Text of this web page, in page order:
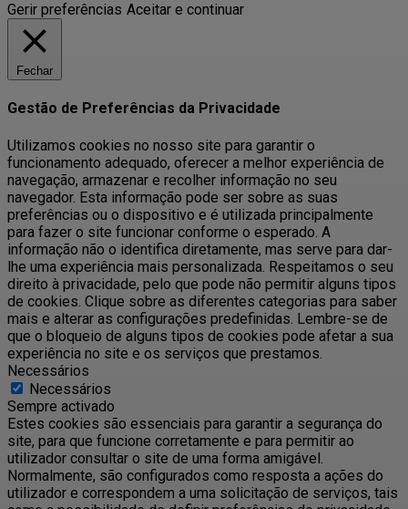
Gerir preferências Aceitar e continuar
Fechar
Gestão de Preferências da Privacidade
Utilizamos cookies no nosso site para garantir o
funcionamento adequado, oferecer a melhor experiência de
navegação, armazenar e recolher informação no seu
navegador. Esta informação pode ser sobre as suas
preferências ou o dispositivo e é utilizada principalmente
para fazer o site funcionar conforme o esperado. A
informação não o identifica diretamente, mas serve para dar-
lhe uma experiência mais personalizada. Respeitamos o seu
direito à privacidade, pelo que pode não permitir alguns tipos
de cookies. Clique sobre as diferentes categorias para saber
mais e alterar as configurações predefinidas. Lembre-se de
que o bloqueio de alguns tipos de cookies pode afetar a sua
experiência no site e os serviços que prestamos.
Necessários
Necessários
Sempre activado
Estes cookies são essenciais para garantir a segurança do
site, para que funcione corretamente e para permitir ao
utilizador consultar o site de uma forma amigável.
Normalmente, são configurados como resposta a ações do
utilizador e correspondem a uma solicitação de serviços, tais